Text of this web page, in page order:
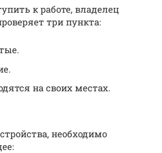
к работе, владелец
три пункта:
на своих местах.
необходимо